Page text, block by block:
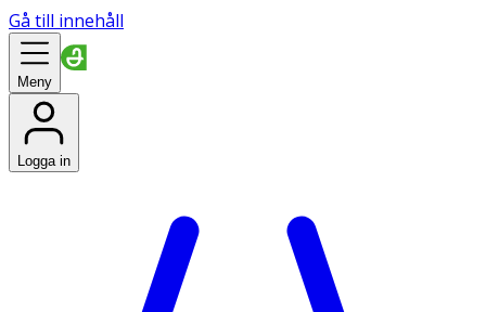
Gå till innehåll
Meny
Logga in